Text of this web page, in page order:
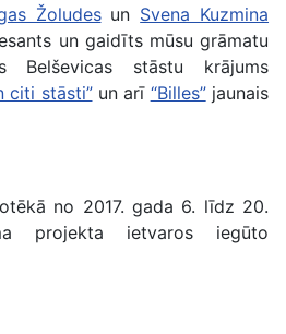
Žoludesun Svena Kuzmina
un gaidīts mūsu grāmatu
Belševicas stāstu krājums
citi stāsti”un arī “Billes”jaunais
no 2017. gada 6. līdz 20.
projekta ietvaros iegūto